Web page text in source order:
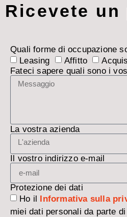
Ricevete
Quali forme di occupazione
Leasing
Affitto
Fateci sapere quali sono i
La vostra azienda
Il vostro indirizzo e-mail
Protezione dei dati
Ho il Informativa sulla
miei dati personali da parte